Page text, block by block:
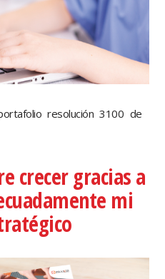
resolución 3100 de
crecer gracias a
mi